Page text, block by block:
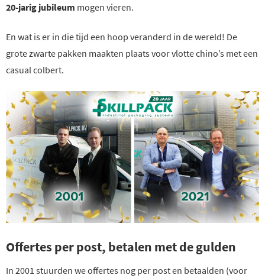
20-jarig jubileum mogen vieren.
En wat is er in die tijd een hoop veranderd in de wereld! De
grote zwarte pakken maakten plaats voor vlotte chino’s met een
casual colbert.
Offertes per post, betalen met de gulden
In 2001 stuurden we offertes nog per post en betaalden (voor